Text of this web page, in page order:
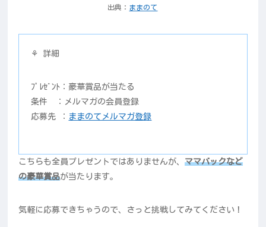
出典： ままのて
⚘ 詳細
ﾌﾟﾚｾﾞﾝﾄ：豪華賞品が当たる
条件 ：メルマガの会員登録
応募先 ： ままのてメルマガ登録
こちらも全員プレゼントではありませんが、ママバックなど
の豪華賞品が当たります。
気軽に応募できちゃうので、さっと挑戦してみてください！